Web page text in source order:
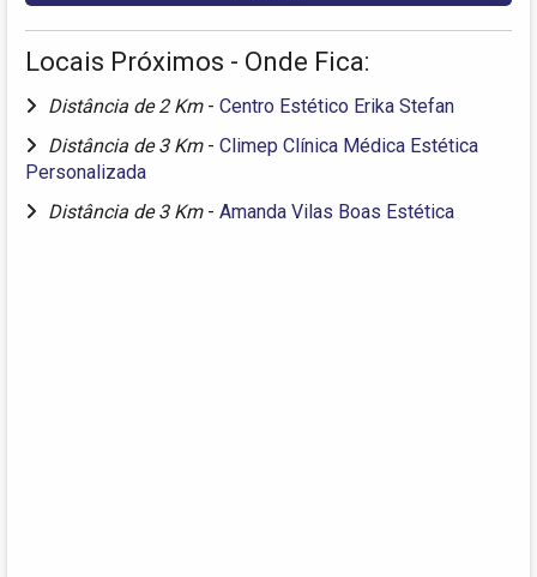
Locais Próximos - Onde Fica:
Distância de 2 Km - Centro Estético Erika Stefan
Distância de 3 Km - Climep Clínica Médica Estética
Personalizada
Distância de 3 Km - Amanda Vilas Boas Estética